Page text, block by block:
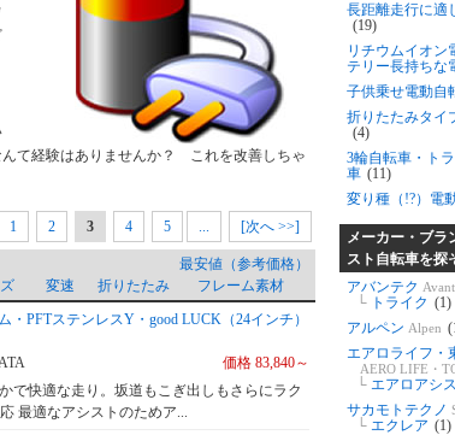
て経験はありませんか？ これを改善しちゃ
1 2 3 4 5 [次へ >>]
最安値（参考価格）
変速 折りたたみ
フレーム素材
・PFTステンレスY・good LUCK（24インチ）
価格 83,840～
で快適な走り。坂道もこぎ出しもさらにラク
最適なアシストのためア...
長距離走行に適
(19)
リチウムイオン
テリー長持ちな
子供乗せ電動自
折りたたみタイ
(4)
3輪自転車・ト
車 (11)
変り種（!?）電
メーカー・ブラ
スト自転車を探
アバンテク
└ トライク (1)
アルペン Alpen
エアロライフ・
AERO LIFE・
└ エアロアシ
サカモトテクノ
└ エクレア (1)